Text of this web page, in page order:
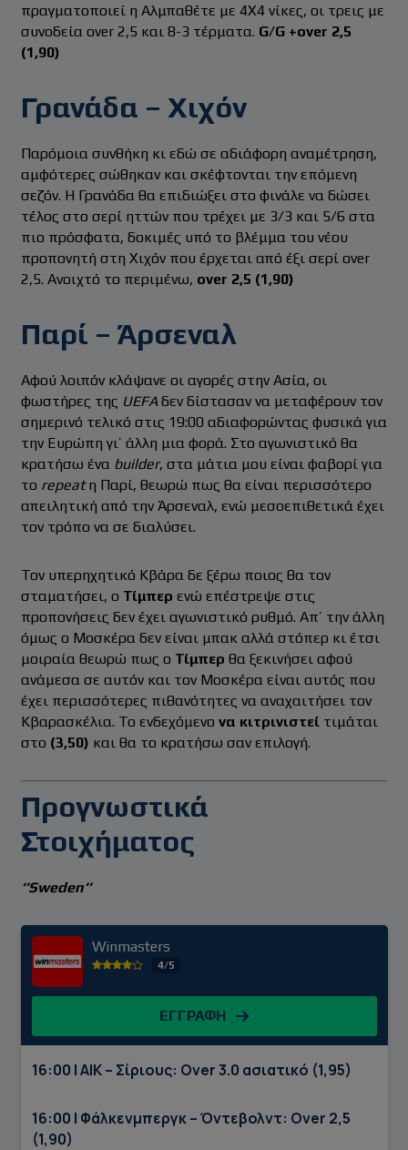
πραγματοποιεί η Αλμπαθέτε με 4Χ4 νίκες, οι τρεις με
συνοδεία over 2,5 και 8-3 τέρματα. G/G +over 2,5
(1,90)
Γρανάδα – Χιχόν
Παρόμοια συνθήκη κι εδώ σε αδιάφορη αναμέτρηση,
αμφότερες σώθηκαν και σκέφτονται την επόμενη
σεζόν. Η Γρανάδα θα επιδιώξει στο φινάλε να δώσει
τέλος στο σερί ηττών που τρέχει με 3/3 και 5/6 στα
πιο πρόσφατα, δοκιμές υπό το βλέμμα του νέου
προπονητή στη Χιχόν που έρχεται από έξι σερί over
2,5. Ανοιχτό το περιμένω, over 2,5 (1,90)
Παρί – Άρσεναλ
Αφού λοιπόν κλάψανε οι αγορές στην Ασία, οι
φωστήρες της UEFAδεν δίστασαν να μεταφέρουν τον
σημερινό τελικό στις 19:00 αδιαφορώντας φυσικά για
την Ευρώπη γι’ άλλη μια φορά. Στο αγωνιστικό θα
κρατήσω ένα builder, στα μάτια μου είναι φαβορί για
το repeatη Παρί, θεωρώ πως θα είναι περισσότερο
απειλητική από την Άρσεναλ, ενώ μεσοεπιθετικά έχει
τον τρόπο να σε διαλύσει.
Τον υπερηχητικό Κβάρα δε ξέρω ποιος θα τον
σταματήσει, ο Τίμπερ ενώ επέστρεψε στις
προπονήσεις δεν έχει αγωνιστικό ρυθμό. Απ’ την άλλη
όμως ο Μοσκέρα δεν είναι μπακ αλλά στόπερ κι έτσι
μοιραία θεωρώ πως ο Τίμπερ θα ξεκινήσει αφού
ανάμεσα σε αυτόν και τον Μοσκέρα είναι αυτός που
έχει περισσότερες πιθανότητες να αναχαιτήσει τον
Κβαρασκέλια. Το ενδεχόμενο να κιτρινιστείτιμάται
στο (3,50) και θα το κρατήσω σαν επιλογή.
Προγνωστικά
Στοιχήματος
‘’Sweden’’
Winmasters
4/5
ΕΓΓΡΑΦΗ
16:00 | ΑΙΚ – Σίριους: Over 3.0 ασιατικό (1,95)
16:00 | Φάλκενμπεργκ – Όντεβολντ: Over 2,5
(1,90)